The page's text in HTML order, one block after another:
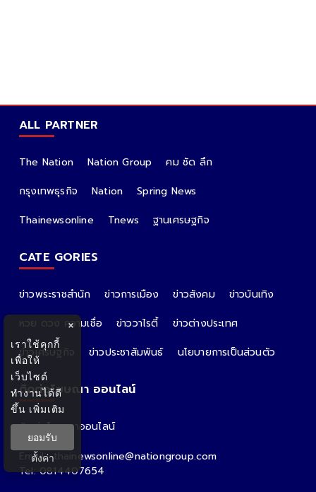
ALL PARTNER
The Nation Nation Group
คม ชัด ลึก
กรุงเทพธุรกิจ
Nation
Spring News
Thainewsonline
Tnews ฐานเศรษฐกิจ
CATE GORIES
ข่าวพระราชสำนัก ข่าวการเมือง ข่าวสังคม
ข่าวบันเทิง
หวย ดวง ความเชื่อ
ข่าววาไรตี้
ข่าวต่างประเทศ
ข่าวเศรษฐกิจ
ข่าวประชาสัมพันธ์ นโยบายการเป็นส่วนตัว
ติดต่อโฆษณา ออนไลน์
ติดต่อโฆษณาออนไลน์
คุณอ้อ
Email : thainewsonline@nationgroup.com
Tel: 0814407654
×
เราใช้คุกกี้
เพื่อให้
เว็บไซต์
ทำงานได้ดี
ขึ้น เพิ่มเติม
ยอมรับ
ตั้งค่า